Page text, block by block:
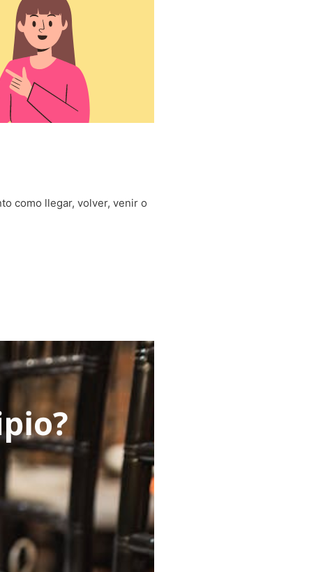
como llegar, volver, venir o